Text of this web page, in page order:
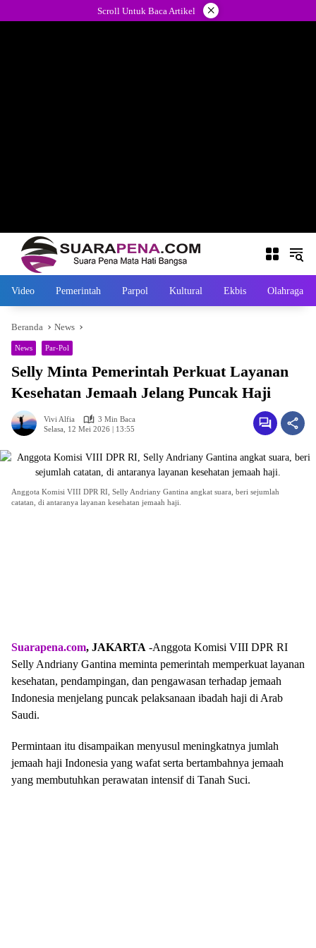
ke
Scroll Untuk Baca Artikel ×
Video Pemerintah Parpol Kultural Ekbis Olahraga
Beranda News
News Par-Pol
Selly Minta Pemerintah Perkuat Layanan
Kesehatan Jemaah Jelang Puncak Haji
Vivi Alfia
3 Min Baca
Selasa, 12 Mei 2026 | 13:55
Anggota Komisi VIII DPR RI, Selly Andriany Gantina angkat suara, beri sejumlah
catatan, di antaranya layanan kesehatan jemaah haji.
Suarapena.com, JAKARTA -Anggota Komisi VIII DPR RI
Selly Andriany Gantina meminta pemerintah memperkuat layanan
kesehatan, pendampingan, dan pengawasan terhadap jemaah
Indonesia menjelang puncak pelaksanaan ibadah haji di Arab
Saudi.
Permintaan itu disampaikan menyusul meningkatnya jumlah
jemaah haji Indonesia yang wafat serta bertambahnya jemaah
yang membutuhkan perawatan intensif di Tanah Suci.